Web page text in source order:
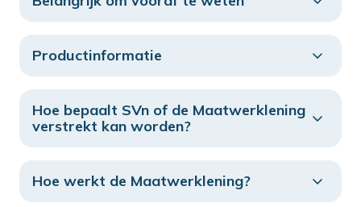
Productinformatie
Hoe bepaalt SVn of de Maatwerklening
verstrekt kan worden?
Hoe werkt de Maatwerklening?